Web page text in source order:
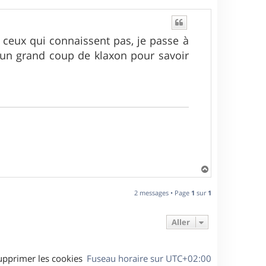
qui connaissent pas, je passe à
grand coup de klaxon pour savoir
a
t
2 messages • Page 1 sur 1
Aller
Fuseau horaire sur UTC+02:00
les cookies